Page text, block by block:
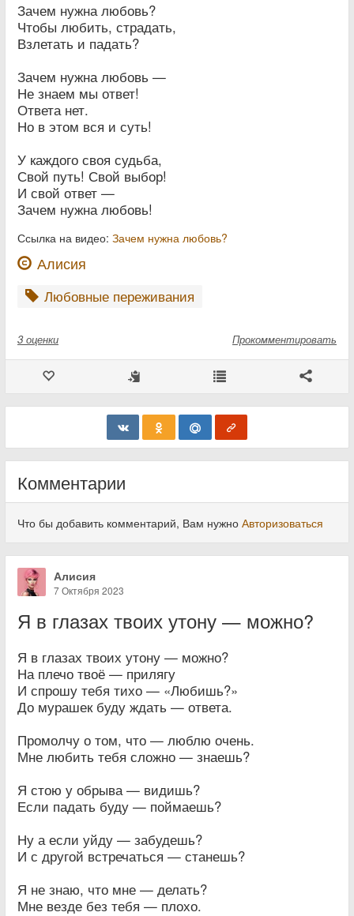
Зачем нужна любовь?
Чтобы любить, страдать,
Взлетать и падать?
Зачем нужна любовь —
Не знаем мы ответ!
Ответа нет.
Но в этом вся и суть!
У каждого своя судьба,
Свой путь! Свой выбор!
И свой ответ —
Зачем нужна любовь!
Ссылка на видео: Зачем нужна любовь?
Алисия
Любовные переживания
3 оценки Прокомментировать
Комментарии
Что бы добавить комментарий, Вам нужно Авторизоваться
Алисия
7 Октября 2023
Я в глазах твоих утону — можно?
Я в глазах твоих утону — можно?
На плечо твоё — прилягу
И спрошу тебя тихо — «Любишь?»
До мурашек буду ждать — ответа.
Промолчу о том, что — люблю очень.
Мне любить тебя сложно — знаешь?
Я стою у обрыва — видишь?
Если падать буду — поймаешь?
Ну а если уйду — забудешь?
И с другой встречаться — станешь?
Я не знаю, что мне — делать?
Мне везде без тебя — плохо.